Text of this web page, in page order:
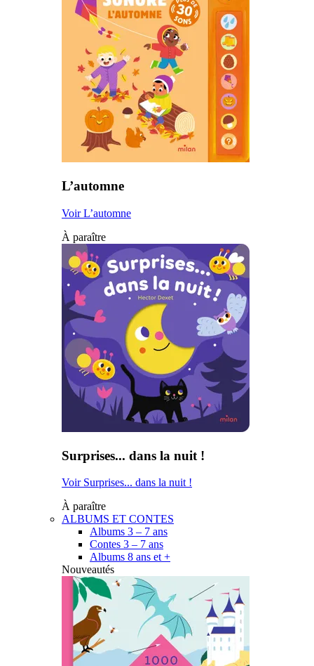
L’automne
Voir L’automne
À paraître
Surprises... dans la nuit !
Voir Surprises... dans la nuit !
À paraître
ALBUMS ET CONTES
Albums 3 – 7 ans
Contes 3 – 7 ans
Albums 8 ans et +
Nouveautés